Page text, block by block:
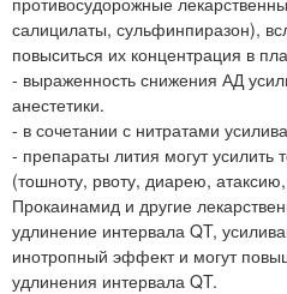
салицилаты, сульфинпиразон),
повыситься их концентрация в
- выраженность снижения АД
анестетики.
- в сочетании с нитратами
- препараты лития могут усилить
(тошноту, рвоту, диарею,
Прокаинамид и другие
удлинение интервала QT,
инотропный эффект и могут
удлинения интервала QT.